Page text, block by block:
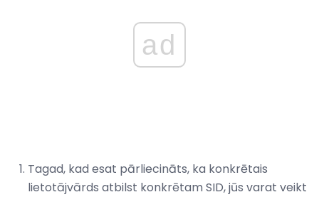
ad
Tagad, kad esat pārliecināts, ka konkrētais
lietotājvārds atbilst konkrētam SID, jūs varat veikt